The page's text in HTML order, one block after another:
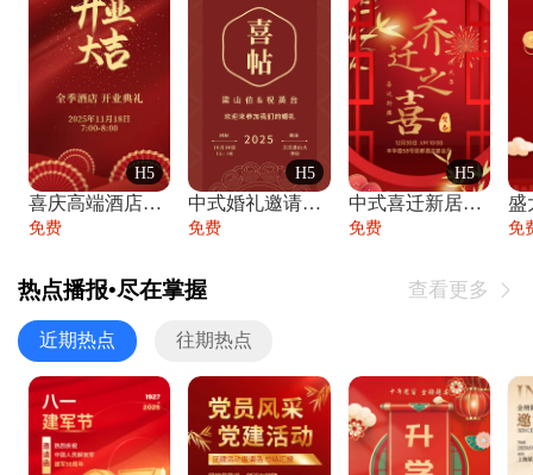
H5
喜庆高端酒店开业大吉邀请函
免费
H5
中式婚礼邀请函中国风传统复古婚礼请柬请帖
免费
H5
中式喜迁新居乔迁之喜邀请函宴会请帖
免费 免
热点播报•尽在掌握 查看更多 
近期热点 往期热点